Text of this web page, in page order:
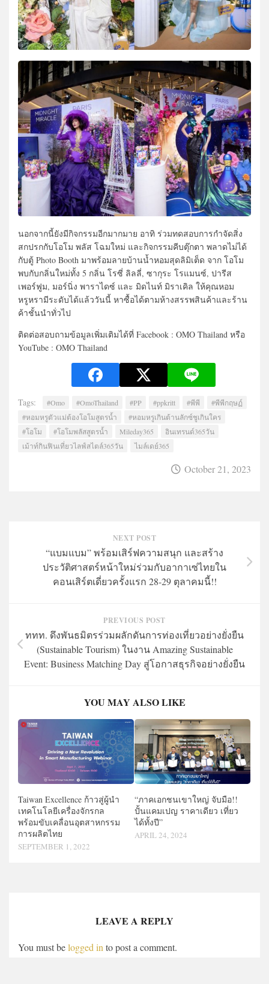
นอกจากนี้ยังมีกิจกรรมอีกมากมาย อาทิ ร่วมทดสอบการกำจัดสิ่ง
สกปรกกับโอโม พลัส โฉมใหม่ และกิจกรรมคีบตุ๊กตา พลาดไม่ได้
กับตู้ Photo Booth มาพร้อมลายบ้านน้ำหอมสุดลิมิเต็ด จาก โอโม
พบกับกลิ่นใหม่ทั้ง 5 กลิ่น โรซี่ ลิลลี่, ซากุระ โรแมนซ์, ปารีส
เพอร์ฟูม, มอร์นิ่ง พาราไดซ์ และ มิดไนท์ มิราเคิล ให้คุณหอม
หรูหรามีระดับได้แล้ววันนี้ หาซื้อได้ตามห้างสรรพสินค้าและร้าน
ค้าชั้นนำทั่วไป
ติดต่อสอบถามข้อมูลเพิ่มเติมได้ที่ Facebook : OMO Thailand หรือ
YouTube : OMO Thailand
Tags: #Omo #OmoThailand #PP #ppkritt #พีพี
#พีพีกฤษฏ์
#หอมหรูตัวแม่ต้องโอโมสูตรน้ำ
#หอมหรูเกินต้านลักซ์ชูเกินใคร
#โอโม
#โอโมพลัสสูตรน้ำ Mileday365
อินเทรนด์365วัน
เม้าท์กินฟินเที่ยวไลฟ์สไตล์365วัน
ไมล์เดย์365
October 21, 2023
NEXT POST
“แบมแบม” พร้อมเสิร์ฟความสนุก และสร้าง
ประวัติศาสตร์หน้าใหม่ร่วมกับอากาเซ่ไทยใน
คอนเสิร์ตเดี่ยวครั้งแรก 28-29 ตุลาคมนี้!!
PREVIOUS POST
ททท. ดึงพันธมิตรร่วมผลักดันการท่องเที่ยวอย่างยั่งยืน
(Sustainable Tourism) ในงาน Amazing Sustainable
Event: Business Matching Day สู่โอกาสธุรกิจอย่างยั่งยืน
YOU MAY ALSO LIKE
Taiwan Excellence ก้าวสู่ผู้นำ
เทคโนโลยีเครื่องจักรกล
พร้อมขับเคลื่อนอุตสาหกรรม
การผลิตไทย
SEPTEMBER 1, 2022
“ภาคเอกชนเขาใหญ่ จับมือ!!
ปั้นแคมเปญ ราคาเดียว เที่ยว
ได้ทั้งปี”
APRIL 24, 2024
LEAVE A REPLY
You must belogged in to post a comment.